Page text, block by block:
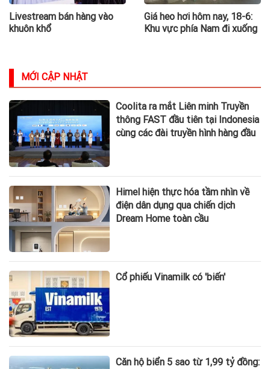
Livestream bán hàng vào
khuôn khổ
Giá heo hơi hôm nay, 18-6:
Khu vực phía Nam đi xuống
MỚI CẬP NHẬT
Coolita ra mắt Liên minh Truyền
thông FAST đầu tiên tại Indonesia
cùng các đài truyền hình hàng đầu
Himel hiện thực hóa tầm nhìn về
điện dân dụng qua chiến dịch
Dream Home toàn cầu
Cổ phiếu Vinamilk có 'biến'
Căn hộ biển 5 sao từ 1,99 tỷ đồng: